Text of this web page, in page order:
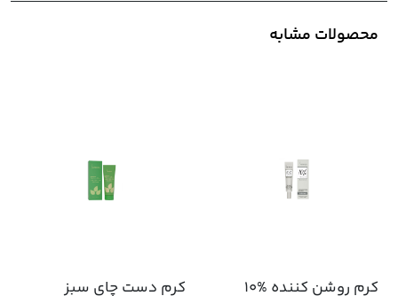
محصولات مشابه
کرم روشن کننده %10 کرم دست چاي سبز